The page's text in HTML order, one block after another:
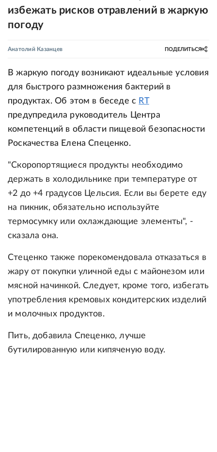
избежать рисков отравлений в жаркую
погоду
Анатолий Казанцев ПОДЕЛИТЬСЯ
В жаркую погоду возникают идеальные условия
для быстрого размножения бактерий в
продуктах. Об этом в беседе с RT
предупредила руководитель Центра
компетенций в области пищевой безопасности
Роскачества Елена Спеценко.
"Скоропортящиеся продукты необходимо
держать в холодильнике при температуре от
+2 до +4 градусов Цельсия. Если вы берете еду
на пикник, обязательно используйте
термосумку или охлаждающие элементы", -
сказала она.
Стеценко также порекомендовала отказаться в
жару от покупки уличной еды с майонезом или
мясной начинкой. Следует, кроме того, избегать
употребления кремовых кондитерских изделий
и молочных продуктов.
Пить, добавила Спеценко, лучше
бутилированную или кипяченую воду.